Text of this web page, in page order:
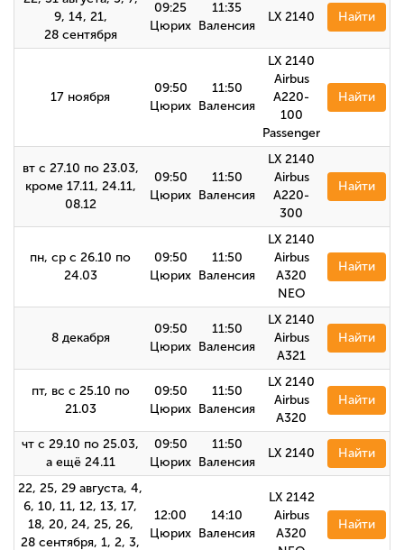
9, 14, 21,
28 сентября
09:25
Цюрих
11:35
Валенсия
LX 2140 Найти
17 ноября
09:50
Цюрих
11:50
Валенсия
LX 2140
Airbus
A220-
100
Passenger
Найти
вт с 27.10 по 23.03,
кроме 17.11, 24.11,
08.12
09:50
Цюрих
11:50
Валенсия
LX 2140
Airbus
A220-
300
Найти
пн, ср с 26.10 по
24.03
09:50
Цюрих
11:50
Валенсия
LX 2140
Airbus
A320
NEO
Найти
8 декабря
09:50
Цюрих
11:50
Валенсия
LX 2140
Airbus
А321
Найти
пт, вс с 25.10 по
21.03
09:50
Цюрих
11:50
Валенсия
LX 2140
Airbus
A320
Найти
чт с 29.10 по 25.03,
а ещё 24.11
09:50
Цюрих
11:50
Валенсия
LX 2140 Найти
22, 25, 29 августа, 4,
6, 10, 11, 12, 13, 17,
18, 20, 24, 25, 26,
28 сентября, 1, 2, 3,
12:00
Цюрих
14:10
Валенсия
LX 2142
Airbus
A320
Найти